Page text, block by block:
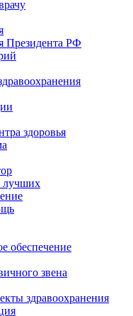
Президента РФ
здоровья
лучших
обеспечение
звена
здравоохранения